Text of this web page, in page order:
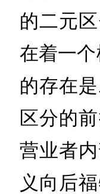
的二元
在着一
的存在
区分的
营业者
义向后